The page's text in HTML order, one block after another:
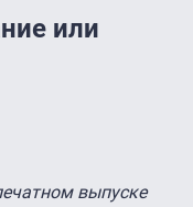
или
выпуске